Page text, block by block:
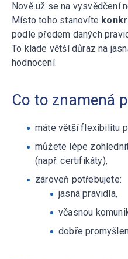
Nově už se na vysvědčení
Místo toho stanovíte
podle předem daných
To klade větší důraz na
hodnocení.
Co to znamená
máte větší flexibilitu
můžete lépe
(např. certifikáty),
zároveň potřebujete:
jasná pravidla,
včasnou
dobře